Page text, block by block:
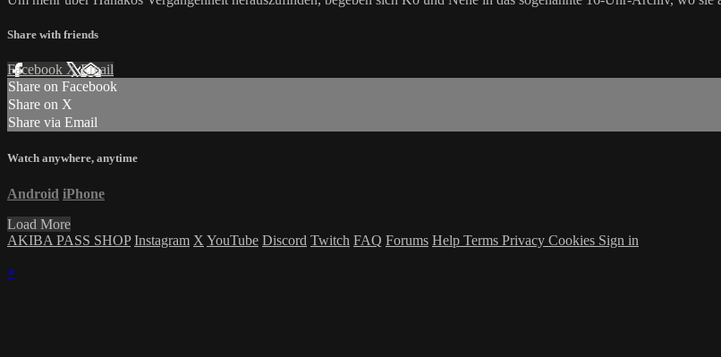
Share with friends
Facebook XEmail
Share on Facebook
Share on X
Share via Email
Watch anywhere, anytime
Android iPhone
Load More
AKIBA PASS SHOP Instagram X YouTube Discord Twitch FAQ Forums Help Terms Privacy Cookies Sign in
×